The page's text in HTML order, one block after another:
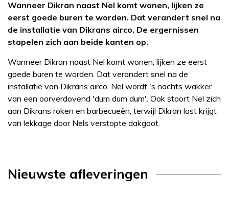
Wanneer Dikran naast Nel komt wonen, lijken ze
eerst goede buren te worden. Dat verandert snel na
de installatie van Dikrans airco. De ergernissen
stapelen zich aan beide kanten op.
Wanneer Dikran naast Nel komt wonen, lijken ze eerst
goede buren te worden. Dat verandert snel na de
installatie van Dikrans airco. Nel wordt 's nachts wakker
van een oorverdovend 'dum dum dum'. Ook stoort Nel zich
aan Dikrans roken en barbecueën, terwijl Dikran last krijgt
van lekkage door Nels verstopte dakgoot.
Nieuwste afleveringen